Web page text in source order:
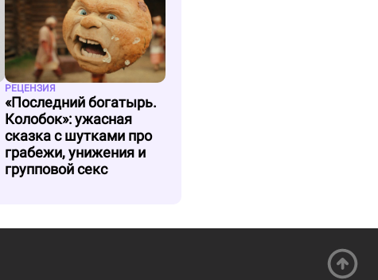
РЕЦЕНЗИЯ
«Последний богатырь.
Колобок»: ужасная
сказка с шутками про
грабежи, унижения и
групповой секс